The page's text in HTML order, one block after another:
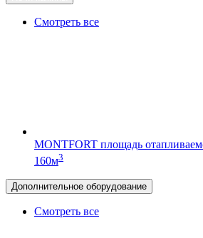
Смотреть все
MONTFORT площадь
160м3
Дополнительное оборудование
Смотреть все